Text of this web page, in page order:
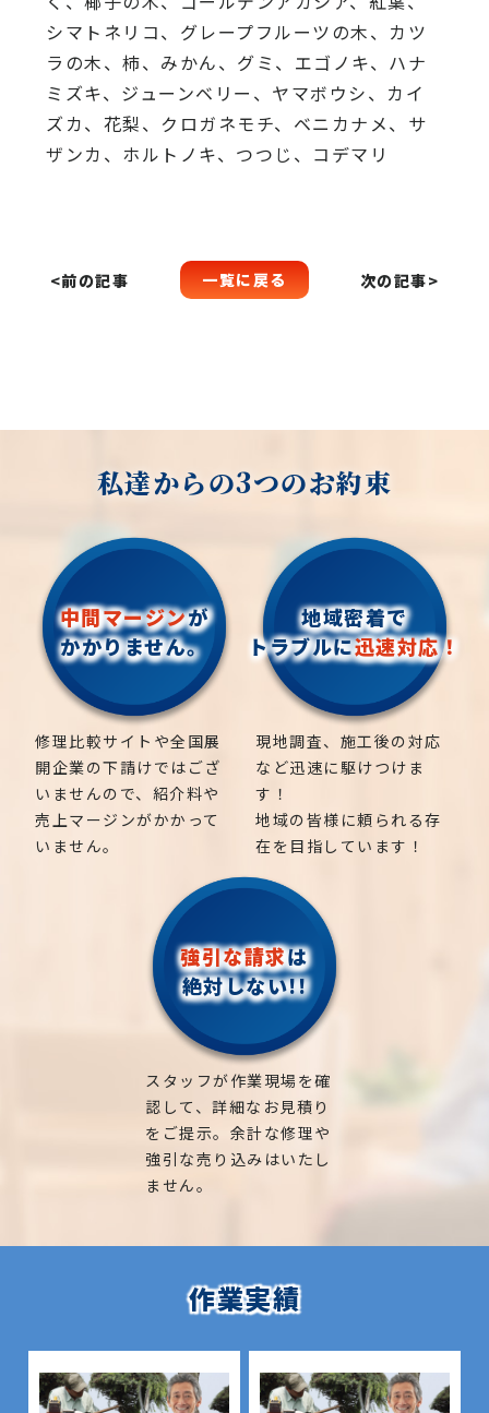
シマトネリコ、 グレープフルーツの木、カツ
ラの木、柿、みかん、グミ、 エゴノキ、ハナ
ミズキ、ジューンベリー、ヤマボウシ、カイ
ズカ、 花梨、クロガネモチ、ベニカナメ、サ
ザンカ、ホルトノキ、 つつじ、コデマリ
<前の記事 一覧に戻る 次の記事>
私達からの3つのお約束
中間マージンが
かかりません。
修理比較サイトや全国展
開企業の下請けではござ
いませんので、紹介料や
売上マージンがかかって
いません。
地域密着で
トラブルに迅速対応！
現地調査、施工後の対応
など迅速に駆けつけま
す！
地域の皆様に頼られる存
在を目指しています！
強引な請求は
絶対しない!!
スタッフが作業現場を確
認して、詳細なお見積り
をご提示。余計な修理や
強引な売り込みはいたし
ません。
作業実績